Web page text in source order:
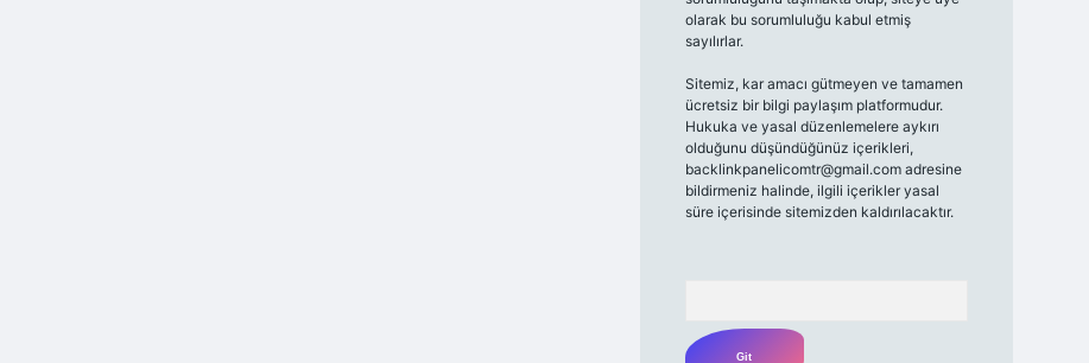
olarak bu sorumluluğu kabul etmiş
sayılırlar.
Sitemiz, kar amacı gütmeyen ve tamamen
ücretsiz bir bilgi paylaşım platformudur.
Hukuka ve yasal düzenlemelere aykırı
olduğunu düşündüğünüz içerikleri,
backlinkpanelicomtr@gmail.comadresine
bildirmeniz halinde, ilgili içerikler yasal
süre içerisinde sitemizden kaldırılacaktır.